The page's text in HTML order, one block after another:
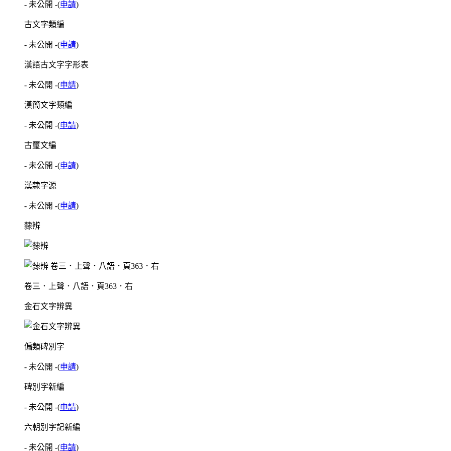
- 未公開 -(申請)
古文字類編
- 未公開 -(申請)
漢語古文字字形表
- 未公開 -(申請)
漢簡文字類編
- 未公開 -(申請)
古璽文編
- 未公開 -(申請)
漢隸字源
- 未公開 -(申請)
隸辨
卷三．上聲．八語．頁363．右
金石文字辨異
偏類碑別字
- 未公開 -(申請)
碑別字新編
- 未公開 -(申請)
六朝別字記新編
- 未公開 -(申請)